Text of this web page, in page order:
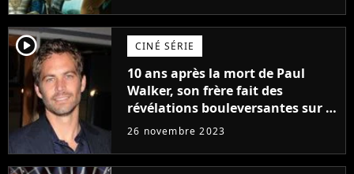
player2 CINÉ SÉRIE
10 ans après la mort de Paul
Walker, son frère fait des
révélations bouleversantes sur la
réaction des acteurs de Fast and
26 novembre 2023